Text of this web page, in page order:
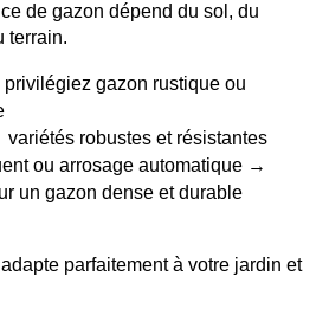
de gazon dépend du sol, du
terrain.
gazon rustique ou
robustes et résistantes
ou arrosage automatique →
un gazon dense et durable
parfaitement à votre jardin et